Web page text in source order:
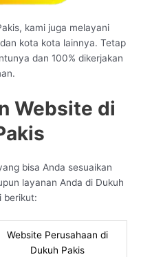
kami juga melayani
kota kota lainnya. Tetap
dan 100% dikerjakan
Website di
bisa Anda sesuaikan
layanan Anda di Dukuh
berikut:
Website Perusahaan di
Dukuh Pakis